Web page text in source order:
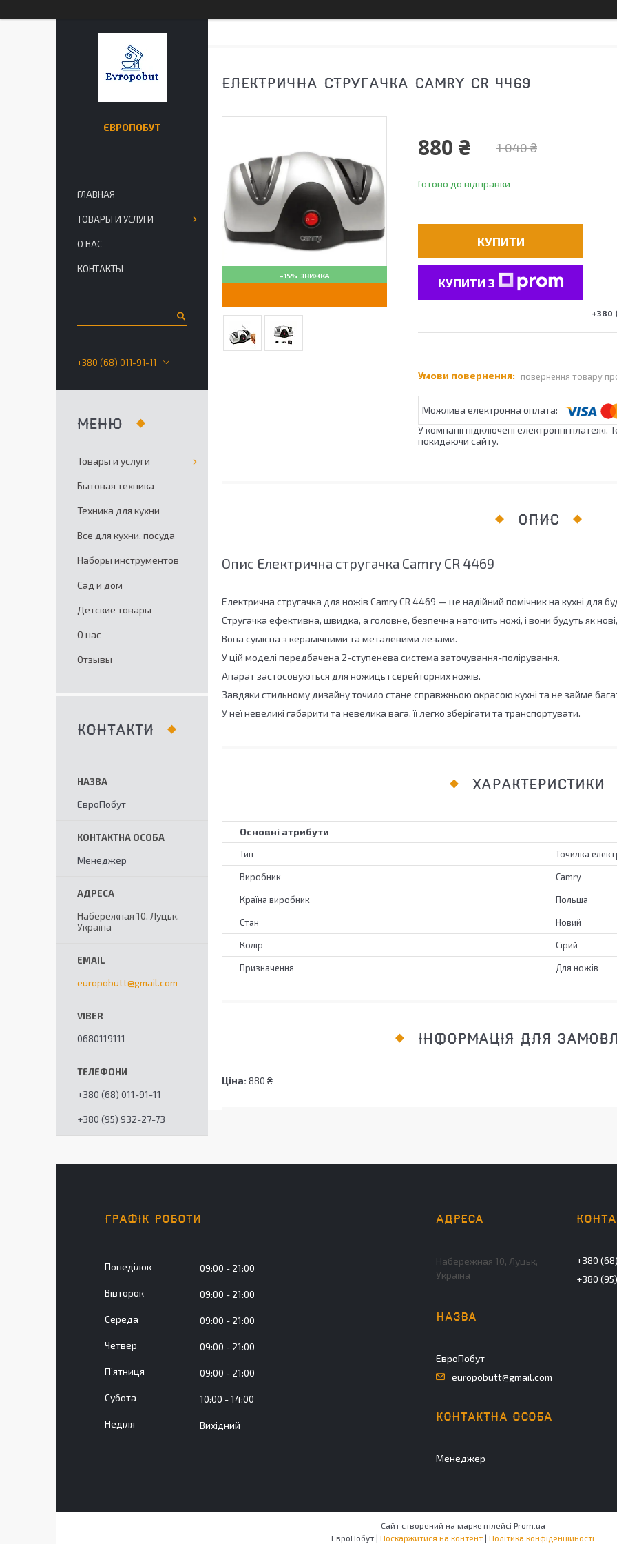
ЕЛЕКТРИЧНА СТРУГАЧКА CAMRY CR 4469
–15%
1 040 ₴
880 ₴
Готово до відправки
КУПИТИ
КУПИТИ З
+380
повернення товару
У компанії підключені електронні
покидаючи сайту.
ОПИС
Опис Електрична стругачка Camry CR 4469
Електрична стругачка для ножів Camry CR 4469 — це надійний помічник на кухні для
Стругачка ефективна, швидка, а головне, безпечна наточить ножі, і вони будуть як нові,
Вона сумісна з керамічними та металевими лезами.
У цій моделі передбачена 2-ступенева система заточування-полірування.
Апарат застосовуються для ножиць і серейторних ножів.
Завдяки стильному дизайну точило стане справжньою окрасою кухні та не займе
У неї невеликі габарити та невелика вага, її легко зберігати та транспортувати.
ХАРАКТЕРИСТИКИ
Основні атрибути
Тип Точилка
Виробник Camry
Країна виробник Польща
Стан Новий
Колір Сірий
Призначення Для ножів
ІНФОРМАЦІЯ ДЛЯ
Ціна: 880 ₴
ЄВРОПОБУТ
ГЛАВНАЯ
ТОВАРЫ И УСЛУГИ
О НАС
КОНТАКТЫ
+380 (68) 011-91-11
Товары и услуги
Бытовая техника
Техника для кухни
Все для кухни, посуда
Наборы инструментов
Сад и дом
Детские товары
О нас
Отзывы
КОНТАКТИ
ЕвроПобут
Менеджер
Набережная 10, Луцьк,
Україна
europobutt@gmail.com
0680119111
+380 (68) 011-91-11
+380 (95) 932-27-73
ГРАФІК РОБОТИ
Понеділок 09:00 21:00
Вівторок 09:00 21:00
Середа 09:00 21:00
Четвер 09:00 21:00
Пʼятниця 09:00 21:00
Субота 10:00 14:00
Неділя Вихідний
Набережная 10, Луцьк,
Україна
ЕвроПобут
europobutt@gmail.com
Менеджер
+380
+380
Сайт створений на маркетплейсі Prom.ua
ЕвроПобут | Поскаржитися на контент | Політика конфіденційності